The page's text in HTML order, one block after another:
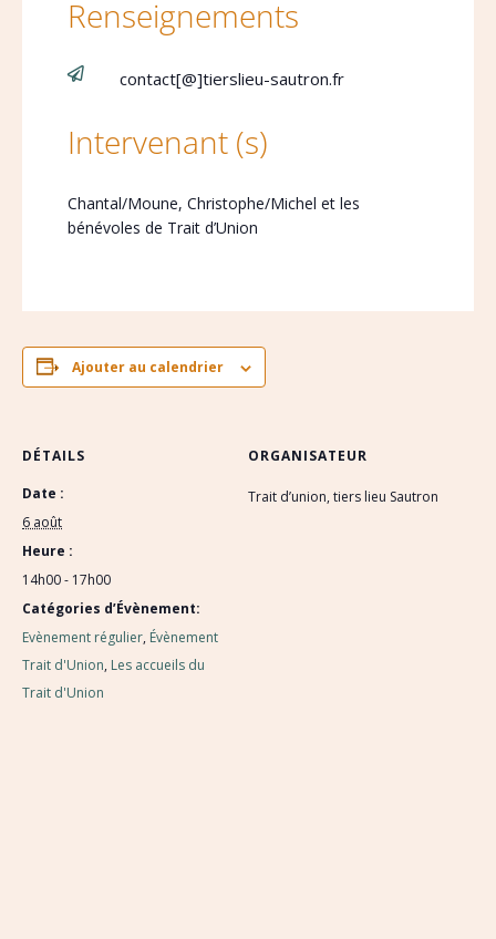
Renseignements
 contact[@]tierslieu-sautron.fr
Intervenant (s)
Chantal/Moune, Christophe/Michel et les
bénévoles de Trait d’Union
Ajouter au calendrier
DÉTAILS
Date :
6 août
Heure :
14h00 - 17h00
Catégories d’Évènement:
Evènement régulier, Évènement
Trait d'Union, Les accueils du
Trait d'Union
ORGANISATEUR
Trait d’union, tiers lieu Sautron